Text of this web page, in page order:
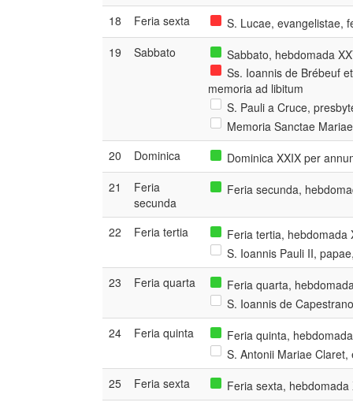
18
Feria sexta
S. Lucae, evangelistae,
19
Sabbato
Sabbato, hebdomada
Ss. Ioannis de Brébeuf
memoria ad libitum
S. Pauli a Cruce,
Memoria Sanctae
20
Dominica
Dominica XXIX per
21
Feria
secunda
Feria secunda,
22 Feria tertia
Feria tertia, hebdomada
S. Ioannis Pauli II,
23
Feria quarta
Feria quarta,
S. Ioannis de
24
Feria quinta
Feria quinta,
S. Antonii Mariae
25
Feria sexta
Feria sexta,